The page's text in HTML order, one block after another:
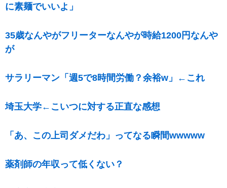
に素麺でいいよ」
35歳なんやがフリーターなんやが時給1200円なんや
が
サラリーマン「週5で8時間労働？余裕w」←これ
埼玉大学←こいつに対する正直な感想
「あ、この上司ダメだわ」ってなる瞬間wwwww
薬剤師の年収って低くない？